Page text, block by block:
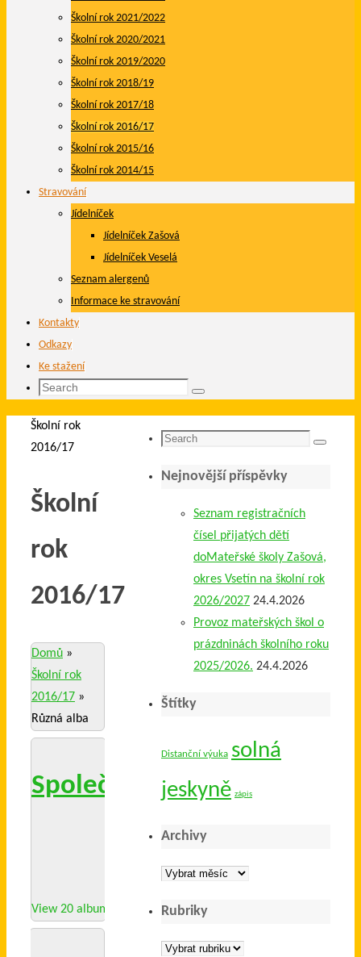
Školní rok 2021/2022
Školní rok 2020/2021
Školní rok 2019/2020
Školní rok 2018/19
Školní rok 2017/18
Školní rok 2016/17
Školní rok 2015/16
Školní rok 2014/15
Stravování
Jídelníček
Jídelníček Zašová
Jídelníček Veselá
Seznam alergenů
Informace ke stravování
Kontakty
Odkazy
Ke stažení
Search
Search
Home
Školní rok
2016/17
Školní
rok
2016/17
Domů »
Školní rok
2016/17 »
Různá alba
Společné akce 2016/17
View 20 albums
Search
Search
Nejnovější příspěvky
Seznam registračních
čísel přijatých dětí
doMateřské školy Zašová,
okres Vsetín na školní rok
2026/2027 24.4.2026
Provoz mateřských škol o
prázdninách školního roku
2025/2026. 24.4.2026
Štítky
Distanční výuka solná
jeskyně zápis
Archivy
Archivy
Rubriky
Rubriky